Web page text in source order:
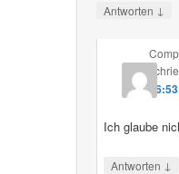
Antworten ↓
Ich glaube
Antworten ↓